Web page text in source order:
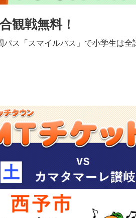
観戦無料！
パス「スマイルパス」で小学生は全